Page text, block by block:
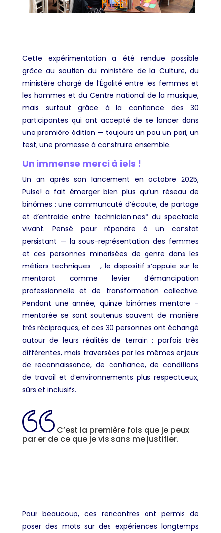
Cette expérimentation a été rendue possible
grâce au soutien du ministère de la Culture, du
ministère chargé de l’Égalité entre les femmes et
les hommes et du Centre national de la musique,
mais surtout grâce à la confiance des 30
participantes qui ont accepté de se lancer dans
une première édition — toujours un peu un pari, un
test, une promesse à construire ensemble.
Un immense merci à iels !
Un an après son lancement en octobre 2025,
Pulse! a fait émerger bien plus qu’un réseau de
binômes : une communauté d’écoute, de partage
et d’entraide entre technicien·nes* du spectacle
vivant. Pensé pour répondre à un constat
persistant — la sous-représentation des femmes
et des personnes minorisées de genre dans les
métiers techniques —, le dispositif s’appuie sur le
mentorat comme levier d’émancipation
professionnelle et de transformation collective.
Pendant une année, quinze binômes mentore –
mentorée se sont soutenus souvent de manière
très réciproques, et ces 30 personnes ont échangé
autour de leurs réalités de terrain : parfois très
différentes, mais traversées par les mêmes enjeux
de reconnaissance, de confiance, de conditions
de travail et d’environnements plus respectueux,
sûrs et inclusifs.
C’est la première fois que je peux
parler de ce que je vis sans me justifier.
Pour beaucoup, ces rencontres ont permis de
poser des mots sur des expériences longtemps